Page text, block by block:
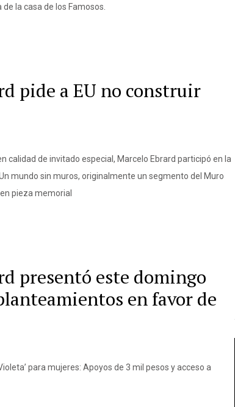
la casa de los Famosos.
pide a EU no construir
calidad de invitado especial, Marcelo Ebrard participó en la
mundo sin muros, originalmente un segmento del Muro
pieza memorial
presentó este domingo
en favor de
para mujeres: Apoyos de 3 mil pesos y acceso a